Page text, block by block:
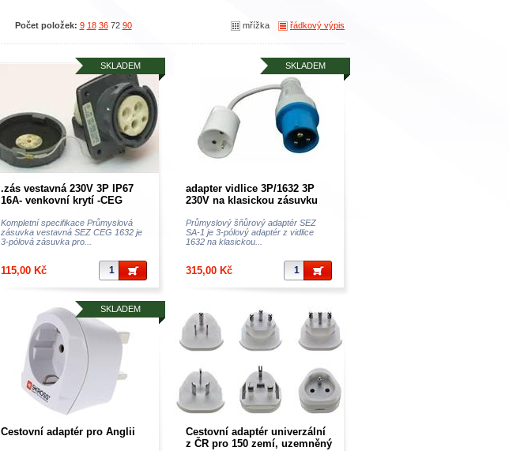
Počet položek: 9 18 36 72 90 mřížka řádkový výpis
SKLADEM
.zás vestavná 230V 3P IP67
16A- venkovní krytí -CEG
Kompletní specifikace Průmyslová
zásuvka vestavná SEZ CEG 1632 je
3-pólová zásuvka pro...
115,00 Kč
SKLADEM
adapter vidlice 3P/1632 3P
230V na klasickou zásuvku
Průmyslový šňůrový adaptér SEZ
SA-1 je 3-pólový adaptér z vidlice
1632 na klasickou...
315,00 Kč
SKLADEM
Cestovní adaptér pro Anglii
Cestovní adaptér univerzální
z ČR pro 150 zemí, uzemněný